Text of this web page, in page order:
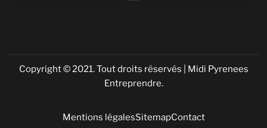
Copyright © 2021. Tout droits réservés | Midi Pyrenees
Entreprendre.
Mentions légalesSitemapContact